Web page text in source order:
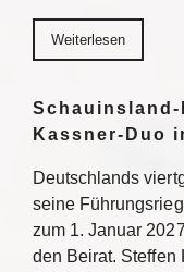
Weiterlesen
Kassner-Duo
Deutschlands
seine
zum 1. Januar
den Beirat. Steffen